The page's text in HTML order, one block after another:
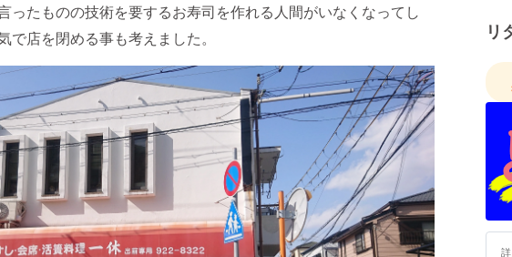
ったものの技術を要するお寿司を作れる人間がいなくなってし
で店を閉める事も考えました。
で
リ